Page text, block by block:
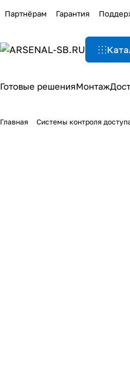
Партнёрам Гарантия
Готовые решенияМонтаж
Главная Системы контроля